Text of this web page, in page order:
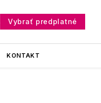
Vybrať predplatné
KONTAKT